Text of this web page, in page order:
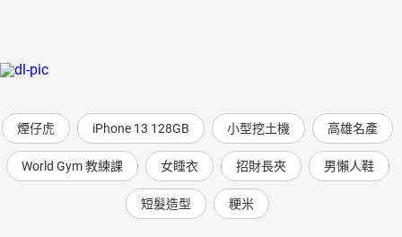
煙仔虎 iPhone 13 128GB 小型挖土機 高雄名產
World Gym 教練課 女睡衣 招財長夾 男懶人鞋
短髮造型 粳米